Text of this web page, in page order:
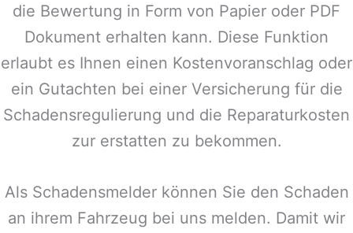
die Bewertung in Form von Papier oder PDF
Dokument erhalten kann. Diese Funktion
erlaubt es Ihnen einen Kostenvoranschlag oder
ein Gutachten bei einer Versicherung für die
Schadensregulierung und die Reparaturkosten
zur erstatten zu bekommen.
Als Schadensmelder können Sie den Schaden
an ihrem Fahrzeug bei uns melden. Damit wir